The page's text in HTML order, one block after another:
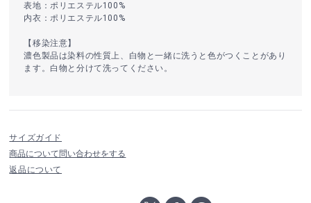
表地：ポリエステル100%
内衣：ポリエステル100%
【移染注意】
濃色製品は染料の性質上、白物と一緒に洗うと色がつくことがあり
ます。白物と分けて洗ってください。
サイズガイド
商品について問い合わせをする
返品について